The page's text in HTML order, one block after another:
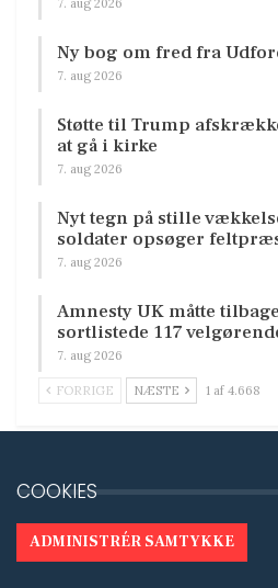
7. aug 2026
Ny bog om fred fra
7. aug 2026
Støtte til Trump
at gå i kirke
7. aug 2026
Nyt tegn på stille
soldater opsøger
7. aug 2026
Amnesty UK måtte
sortlistede 117
7. aug 2026
FORRIGE NÆSTE 1 af 4.668
COOKIES
ADMINISTRÉR SAMTYKKE